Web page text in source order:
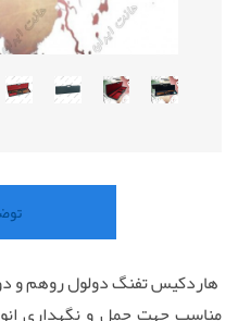
هاردکیس تفنگ دولول روهم و دولول بغل مدل